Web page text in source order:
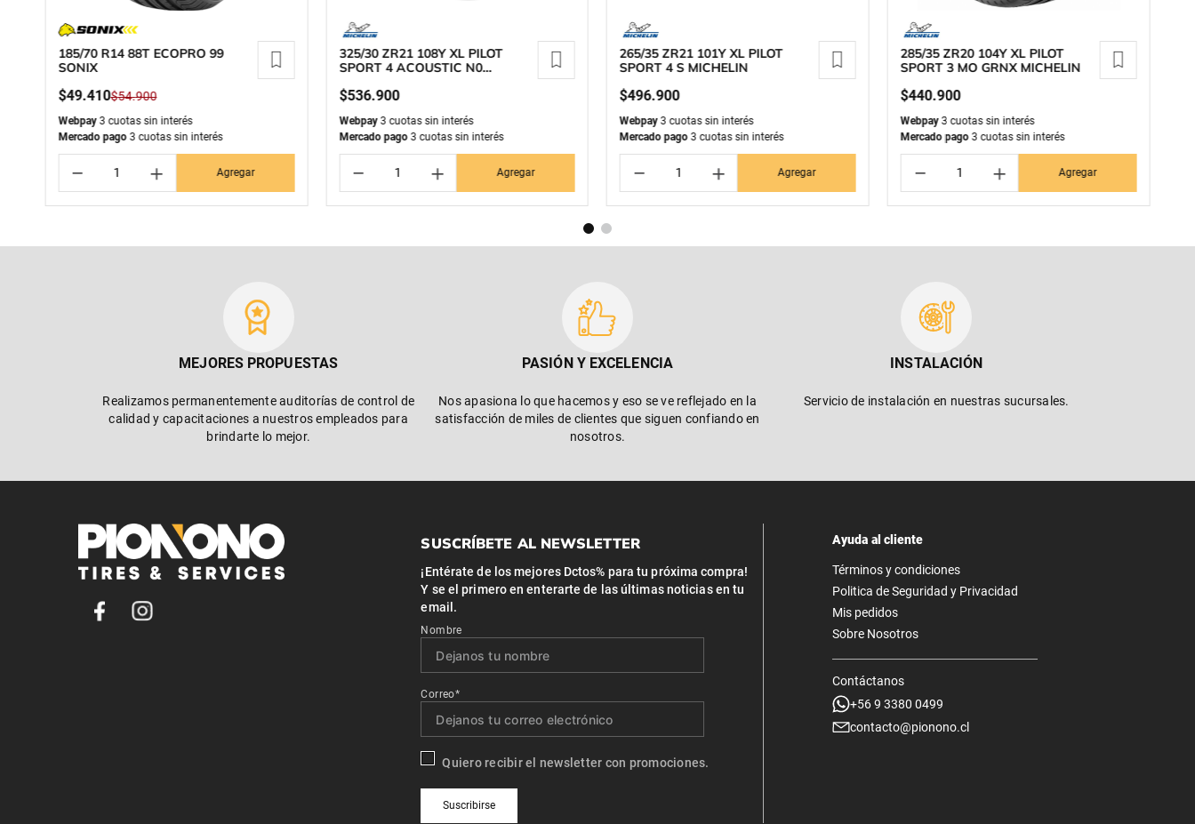
185/70 R14 88T ECOPRO 99
SONIX
$49.410$54.900
Webpay3 cuotas sin interés
Mercado pago3 cuotas sin interés
＋
－ Agregar
325/30 ZR21 108Y XL PILOT
SPORT 4 ACOUSTIC N0
$536.900
Webpay3 cuotas sin interés
Mercado pago3 cuotas sin interés
＋
－ Agregar
265/35 ZR21 101Y XL PILOT
SPORT 4 S MICHELIN
$496.900
Webpay 3 cuotas sin interés
Mercado pago 3 cuotas sin interés
＋
－ Agregar
285/35 ZR20 104Y XL PILOT
SPORT 3 MO GRNX MICHELIN
$440.900
Webpay3 cuotas sin interés
Mercado pago3 cuotas sin interés
＋
－ Agregar
MEJORES PROPUESTAS
Realizamos permanentemente auditorías de control de
calidad y capacitaciones a nuestros empleados para
brindarte lo mejor.
PASIÓN Y EXCELENCIA
Nos apasiona lo que hacemos y eso se ve reflejado en la
satisfacción de miles de clientes que siguen confiando en
nosotros.
INSTALACIÓN
Servicio de instalación en nuestras sucursales.
SUSCRÍBETE AL NEWSLETTER
¡Entérate de los mejores Dctos% para tu próxima compra!
Y se el primero en enterarte de las últimas noticias en tu
email.
Nombre
Correo*
Quiero recibir el newsletter con promociones.
Suscribirse
Ayuda al cliente
Términos y condiciones
Politica de Seguridad y Privacidad
Mis pedidos
Sobre Nosotros
Contáctanos
+56 9 3380 0499
contacto@pionono.cl